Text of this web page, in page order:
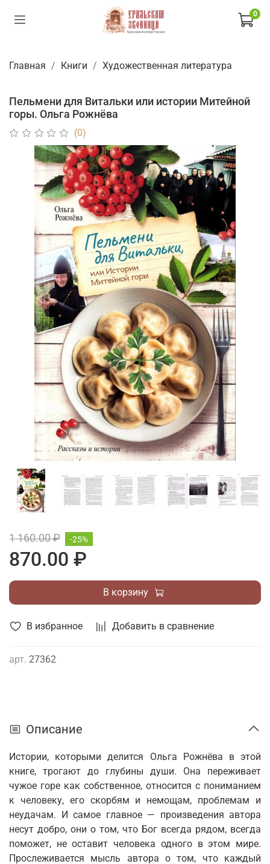
0
Главная Книги Художественная литература
Пельмени для Витальки или истории Митейной
горы. Ольга Рожнёва
(0)
В избранное Добавить в сравнение
арт. 27362
1 160.00 ₽
870.00 ₽
-25%
В корзину
Описание
Истории, которыми делится Ольга Рожнёва в этой
книге, трогают до глубины души. Она переживает
чужое горе как собственное, относится с пониманием
к человеку, его скорбям и немощам, проблемам и
неудачам. И самое главное — ​произведения автора
несут добро, они о том, что Бог всегда рядом, всегда
поможет, не оставит человека одного в этом мире.
Прослеживается мысль автора о том, что каждый